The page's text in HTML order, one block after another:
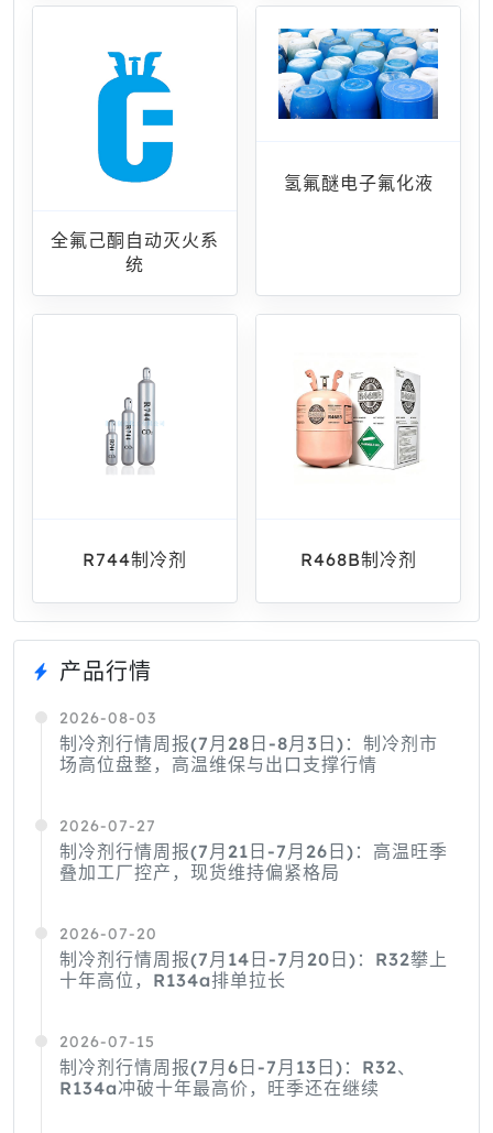
全氟己酮自动灭火系
统
氢氟醚电子氟化液
R744制冷剂 R468B制冷剂
产品行情
2026-08-03
制冷剂行情周报(7月28日-8月3日)：制冷剂市
场高位盘整，高温维保与出口支撑行情
2026-07-27
制冷剂行情周报(7月21日-7月26日)：高温旺季
叠加工厂控产，现货维持偏紧格局
2026-07-20
制冷剂行情周报(7月14日-7月20日)：R32攀上
十年高位，R134a排单拉长
2026-07-15
制冷剂行情周报(7月6日-7月13日)：R32、
R134a冲破十年最高价，旺季还在继续